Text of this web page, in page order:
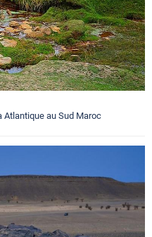
Atlantique au Sud Maroc